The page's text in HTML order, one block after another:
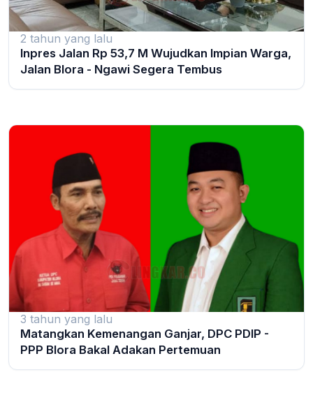
2 tahun yang lalu
Inpres Jalan Rp 53,7 M Wujudkan Impian Warga,
Jalan Blora - Ngawi Segera Tembus
3 tahun yang lalu
Matangkan Kemenangan Ganjar, DPC PDIP -
PPP Blora Bakal Adakan Pertemuan